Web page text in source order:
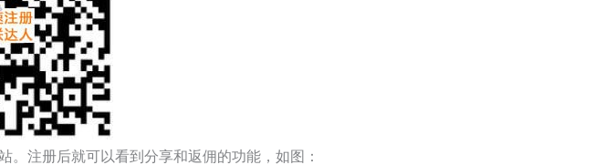
注册后就可以看到分享和返佣的功能，如图：